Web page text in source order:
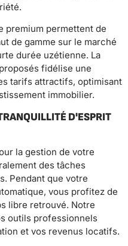
premium permettent de
de gamme sur le marché
durée uzétienne. La
fidélise une
tarifs attractifs, optimisant
immobilier.
D'ESPRIT
la gestion de votre
des tâches
Pendant que votre
vous profitez de
libre retrouvé. Notre
outils professionnels
et vos revenus locatifs.